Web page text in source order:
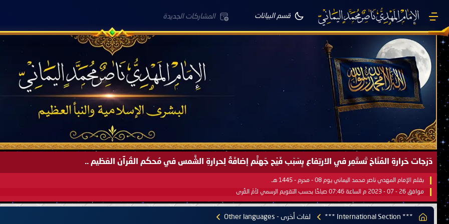
قسم البيانات المشاركات الجديدة
صَيْفُ سَقَرَ يَبدأُ في اجتياحِ شِتاءِ القُطبِ الشَّمالي كَما وعَدناكُم بالحقِّ لعَامِكم هذا (1445 هـ) ..
بقلم الإمام المهدي ناصر محمد اليماني يوم 18 - جمادى الآخرة - 1445 هـ
موافق 31 - 12 - 2023 م الساعة 07:44 صباحًا بحسب التقويم الرسمي لأمّ القُرى
*** International Section *** لغات أخرى - Other languages